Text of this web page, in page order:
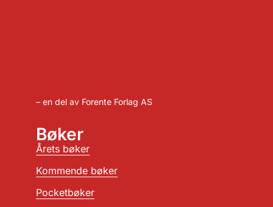
– en del av Forente Forlag AS
Bøker
Årets bøker
Kommende bøker
Pocketbøker